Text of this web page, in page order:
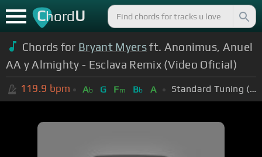
ChordU
Chords for Bryant Myersft. Anonimus, Anuel
AA y Almighty - Esclava Remix (Video Oficial)
119.9 bpm Ab G Fm Bb A Standard Tuning (EADGBE)